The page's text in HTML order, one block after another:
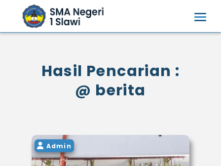
Hasil Pencarian :
@ berita
Admin